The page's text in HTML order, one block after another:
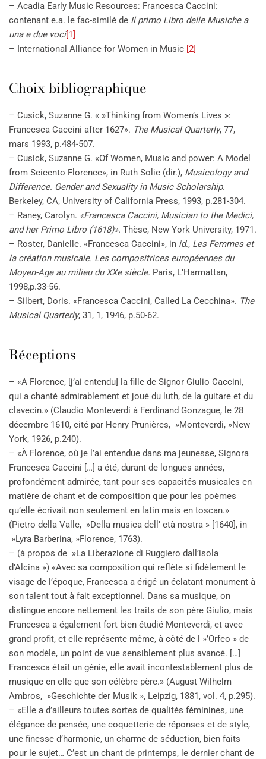
– Acadia Early Music Resources: Francesca Caccini:
contenant e.a. le fac-similé de Il primo Libro delle Musiche a
una e due voci[1]
– International Alliance for Women in Music [2]
Choix bibliographique
– Cusick, Suzanne G. « »Thinking from Women’s Lives »:
Francesca Caccini after 1627». The Musical Quarterly, 77,
mars 1993, p.484-507.
– Cusick, Suzanne G. «Of Women, Music and power: A Model
from Seicento Florence», in Ruth Solie (dir.), Musicology and
Difference. Gender and Sexuality in Music Scholarship.
Berkeley, CA, University of California Press, 1993, p.281-304.
– Raney, Carolyn. «Francesca Caccini, Musician to the Medici,
and her Primo Libro (1618)». Thèse, New York University, 1971.
– Roster, Danielle. «Francesca Caccini», in id., Les Femmes et
la création musicale. Les compositrices européennes du
Moyen-Age au milieu du XXe siècle. Paris, L’Harmattan,
1998,p.33-56.
– Silbert, Doris. «Francesca Caccini, Called La Cecchina». The
Musical Quarterly, 31, 1, 1946, p.50-62.
Réceptions
– «A Florence, [j’ai entendu] la fille de Signor Giulio Caccini,
qui a chanté admirablement et joué du luth, de la guitare et du
clavecin.» (Claudio Monteverdi à Ferdinand Gonzague, le 28
décembre 1610, cité par Henry Prunières, »Monteverdi, »New
York, 1926, p.240).
– «À Florence, où je l’ai entendue dans ma jeunesse, Signora
Francesca Caccini […] a été, durant de longues années,
profondément admirée, tant pour ses capacités musicales en
matière de chant et de composition que pour les poèmes
qu’elle écrivait non seulement en latin mais en toscan.»
(Pietro della Valle, »Della musica dell’ età nostra » [1640], in
»Lyra Barberina, »Florence, 1763).
– (à propos de »La Liberazione di Ruggiero dall’isola
d’Alcina ») «Avec sa composition qui reflète si fidèlement le
visage de l’époque, Francesca a érigé un éclatant monument à
son talent tout à fait exceptionnel. Dans sa musique, on
distingue encore nettement les traits de son père Giulio, mais
Francesca a également fort bien étudié Monteverdi, et avec
grand profit, et elle représente même, à côté de l »’Orfeo » de
son modèle, un point de vue sensiblement plus avancé. […]
Francesca était un génie, elle avait incontestablement plus de
musique en elle que son célèbre père.» (August Wilhelm
Ambros, »Geschichte der Musik », Leipzig, 1881, vol. 4, p.295).
– «Elle a d’ailleurs toutes sortes de qualités féminines, une
élégance de pensée, une coquetterie de réponses et de style,
une finesse d’harmonie, un charme de séduction, bien faits
pour le sujet… C’est un chant de printemps, le dernier chant de